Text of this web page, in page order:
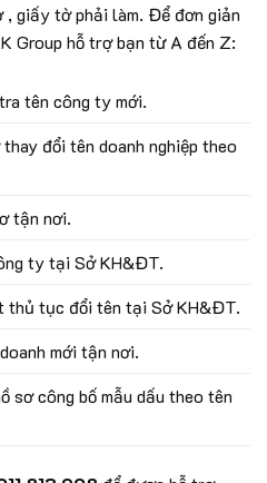
, giấy tờ phải làm. Để đơn giản
Group hỗ trợ bạn từ A đến Z:
tên công ty mới.
đổi tên doanh nghiệp theo
tận nơi.
ty tại Sở KH&ĐT.
thủ tục đổi tên tại Sở KH&ĐT.
mới tận nơi.
sơ công bố mẫu dấu theo tên